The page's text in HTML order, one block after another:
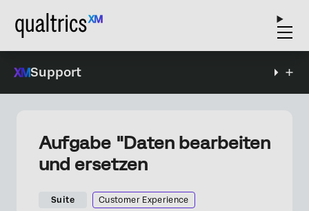
Support
Aufgabe "Daten bearbeiten
und ersetzen
Suite Customer Experience